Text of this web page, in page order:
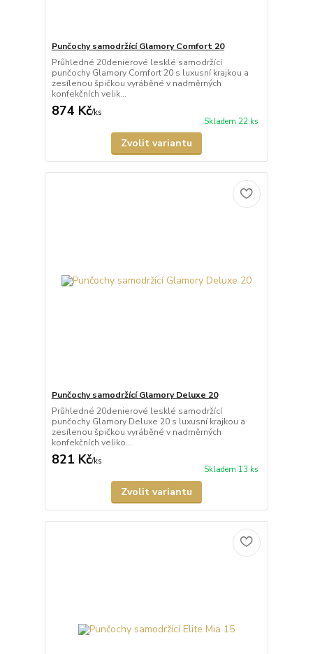
Punčochy samodržící Glamory Comfort 20
Průhledné 20denierové lesklé samodržící
punčochy Glamory Comfort 20 s luxusní krajkou a
zesílenou špičkou vyráběné v nadměrných
konfekčních velik...
874 Kč/ks
Skladem 22 ks
Zvolit variantu
Punčochy samodržící Glamory Deluxe 20
Průhledné 20denierové lesklé samodržící
punčochy Glamory Deluxe 20 s luxusní krajkou a
zesílenou špičkou vyráběné v nadměrných
konfekčních veliko...
821 Kč/ks
Skladem 13 ks
Zvolit variantu